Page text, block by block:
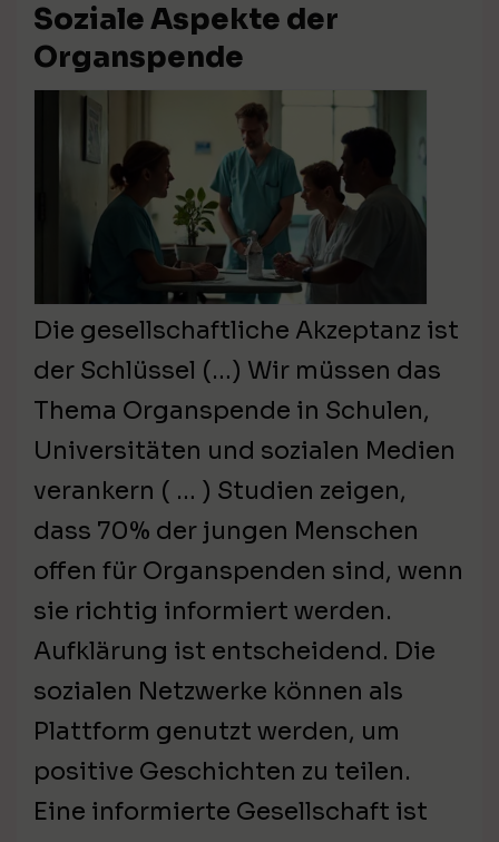
Soziale Aspekte der
Organspende
Die gesellschaftliche Akzeptanz ist
der Schlüssel (…) Wir müssen das
Thema Organspende in Schulen,
Universitäten und sozialen Medien
verankern ( … ) Studien zeigen,
dass 70% der jungen Menschen
offen für Organspenden sind, wenn
sie richtig informiert werden.
Aufklärung ist entscheidend. Die
sozialen Netzwerke können als
Plattform genutzt werden, um
positive Geschichten zu teilen.
Eine informierte Gesellschaft ist